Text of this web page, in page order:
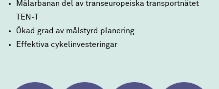
Mälarbanan del av transeuropeiska transportnätet
TEN-T
Ökad grad av målstyrd planering
Effektiva cykelinvesteringar